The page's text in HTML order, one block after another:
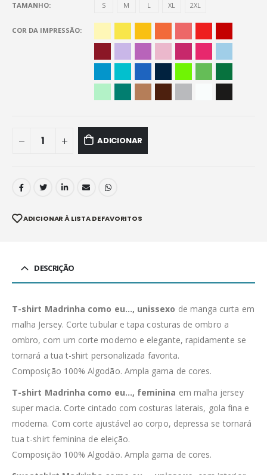
TAMANHO S M L XL 2XL
COR DA IMPRESSÃO
ADICIONAR
ADICIONAR À LISTA DE FAVORITOS
DESCRIÇÃO
T-shirt Madrinha como eu…, unissexo de manga curta em
malha Jersey. Corte tubular e tapa costuras de ombro a
ombro, com um corte moderno e elegante, rapidamente se
tornará a tua t-shirt personalizada favorita.
Composição 100% Algodão. Ampla gama de cores.
T-shirt Madrinha como eu…, feminina em malha jersey
super macia. Corte cintado com costuras laterais, gola fina e
moderna. Com corte ajustável ao corpo, depressa se tornará
tua t-shirt feminina de eleição.
Composição 100% Algodão. Ampla gama de cores.